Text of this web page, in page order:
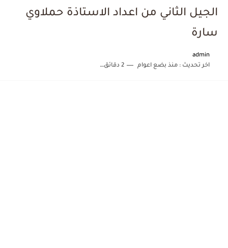
الجيل الثاني من اعداد الاستاذة حملاوي
سارة
admin
اخر تحديث :منذ بضع اعوام 2 دقائق للقراءة